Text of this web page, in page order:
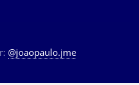
@joaopaulo.jme